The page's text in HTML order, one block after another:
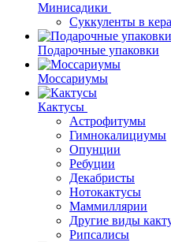
Минисадики
Суккуленты в
Подарочные упаковки
Моссариумы
Кактусы
Астрофитумы
Гимнокалициумы
Опунции
Ребуции
Декабристы
Нотокактусы
Маммиллярии
Другие виды
Рипсалисы